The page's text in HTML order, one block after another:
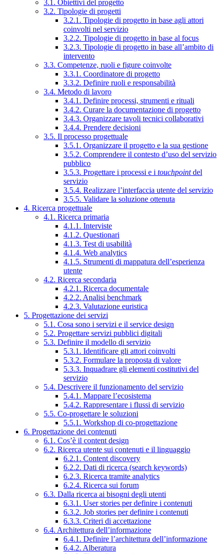
3.1. Obiettivi del progetto
3.2. Tipologie di progetti
3.2.1. Tipologie di progetto in base agli attori
coinvolti nel servizio
3.2.2. Tipologie di progetto in base al focus
3.2.3. Tipologie di progetto in base all’ambito di
intervento
3.3. Competenze, ruoli e figure coinvolte
3.3.1. Coordinatore di progetto
3.3.2. Definire ruoli e responsabilità
3.4. Metodo di lavoro
3.4.1. Definire processi, strumenti e rituali
3.4.2. Curare la documentazione di progetto
3.4.3. Organizzare tavoli tecnici collaborativi
3.4.4. Prendere decisioni
3.5. Il processo progettuale
3.5.1. Organizzare il progetto e la sua gestione
3.5.2. Comprendere il contesto d’uso del servizio
pubblico
3.5.3. Progettare i processi e i touchpointdel
servizio
3.5.4. Realizzare l’interfaccia utente del servizio
3.5.5. Validare la soluzione ottenuta
4. Ricerca progettuale
4.1. Ricerca primaria
4.1.1. Interviste
4.1.2. Questionari
4.1.3. Test di usabilità
4.1.4. Web analytics
4.1.5. Strumenti di mappatura dell’esperienza
utente
4.2. Ricerca secondaria
4.2.1. Ricerca documentale
4.2.2. Analisi benchmark
4.2.3. Valutazione euristica
5. Progettazione dei servizi
5.1. Cosa sono i servizi e il service design
5.2. Progettare servizi pubblici digitali
5.3. Definire il modello di servizio
5.3.1. Identificare gli attori coinvolti
5.3.2. Formulare la proposta di valore
5.3.3. Inquadrare gli elementi costitutivi del
servizio
5.4. Descrivere il funzionamento del servizio
5.4.1. Mappare l’ecosistema
5.4.2. Rappresentare i flussi di servizio
5.5. Co-progettare le soluzioni
5.5.1. Workshop di co-progettazione
6. Progettazione dei contenuti
6.1. Cos’è il content design
6.2. Ricerca utente sui contenuti e il linguaggio
6.2.1. Content discovery
6.2.2. Dati di ricerca (search keywords)
6.2.3. Ricerca tramite analytics
6.2.4. Ricerca sui forum
6.3. Dalla ricerca ai bisogni degli utenti
6.3.1. User stories per definire i contenuti
6.3.2. Job stories per definire i contenuti
6.3.3. Criteri di accettazione
6.4. Architettura dell’informazione
6.4.1. Definire l’architettura dell’informazione
6.4.2. Alberatura